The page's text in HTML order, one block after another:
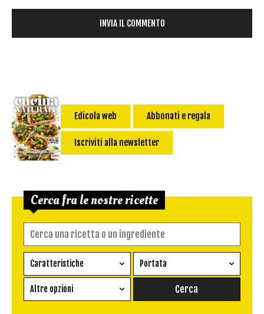
Edicola web Abbonati e regala
Iscriviti alla newsletter
Cerca fra le nostre ricette
Caratteristiche
Ricetta vegetariana
Senza glutine
Portata
Conserva
Altre opzioni